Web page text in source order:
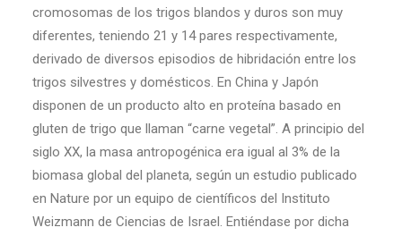
cromosomas de los trigos blandos y duros son muy
diferentes, teniendo 21 y 14 pares respectivamente,
derivado de diversos episodios de hibridación entre los
trigos silvestres y domésticos. En China y Japón
disponen de un producto alto en proteína basado en
gluten de trigo que llaman “carne vegetal”. A principio del
siglo XX, la masa antropogénica era igual al 3% de la
biomasa global del planeta, según un estudio publicado
en Nature por un equipo de científicos del Instituto
Weizmann de Ciencias de Israel. Entiéndase por dicha